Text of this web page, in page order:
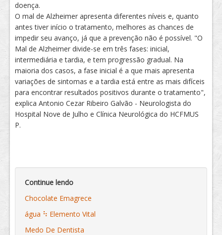
doença.
O mal de Alzheimer apresenta diferentes níveis e, quanto
antes tiver início o tratamento, melhores as chances de
impedir seu avanço, já que a prevenção não é possível. "O
Mal de Alzheimer divide-se em três fases: inicial,
intermediária e tardia, e tem progressão gradual. Na
maioria dos casos, a fase inicial é a que mais apresenta
variações de sintomas e a tardia está entre as mais difíceis
para encontrar resultados positivos durante o tratamento",
explica Antonio Cezar Ribeiro Galvão - Neurologista do
Hospital Nove de Julho e Clínica Neurológica do HCFMUS
P.
Continue lendo
Chocolate Emagrece
água ⠳ Elemento Vital
Medo De Dentista